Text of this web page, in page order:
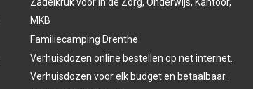
MKB
Familiecamping Drenthe
Verhuisdozen online bestellen op net internet.
Verhuisdozen voor elk budget en betaalbaar.